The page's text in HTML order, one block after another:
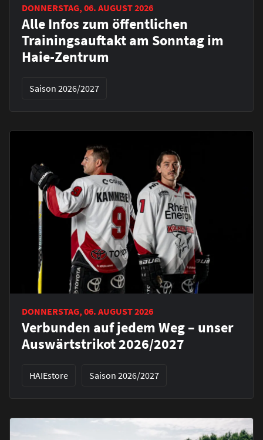
DONNERSTAG, 06. AUGUST 2026
Alle Infos zum öffentlichen
Trainingsauftakt am Sonntag im
Haie-Zentrum
Saison 2026/2027
DONNERSTAG, 06. AUGUST 2026
Verbunden auf jedem Weg – unser
Auswärtstrikot 2026/2027
HAIEstore Saison 2026/2027